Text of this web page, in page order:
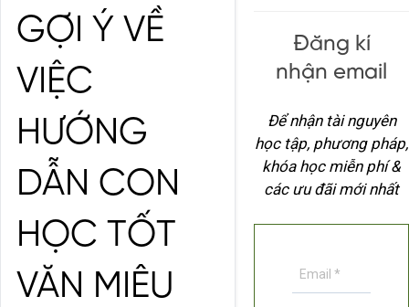
GỢI Ý VỀ
VIỆC
HƯỚNG
DẪN CON
HỌC TỐT
VĂN MIÊU
Đăng kí
nhận email
Để nhận tài nguyên
học tập, phương pháp,
khóa học miễn phí &
các ưu đãi mới nhất